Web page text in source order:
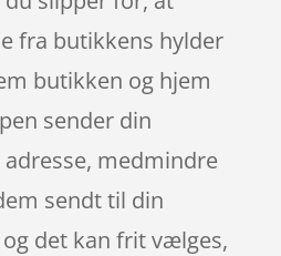
fra butikkens hylder
butikken og hjem
sender din
medmindre
sendt til din
det kan frit vælges,